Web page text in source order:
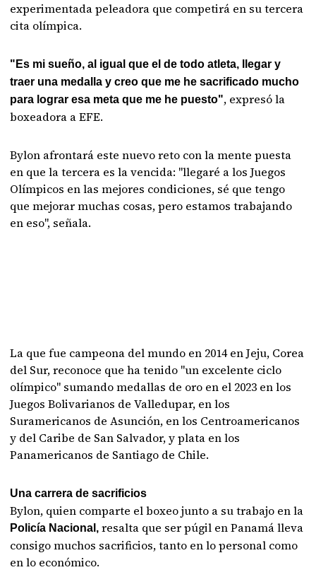
experimentada peleadora que competirá en su tercera
cita olímpica.
"Es mi sueño, al igual que el de todo atleta, llegar y
traer una medalla y creo que me he sacrificado mucho
para lograr esa meta que me he puesto", expresó la
boxeadora a EFE.
Bylon afrontará este nuevo reto con la mente puesta
en que la tercera es la vencida: "llegaré a los Juegos
Olímpicos en las mejores condiciones, sé que tengo
que mejorar muchas cosas, pero estamos trabajando
en eso", señala.
La que fue campeona del mundo en 2014 en Jeju, Corea
del Sur, reconoce que ha tenido "un excelente ciclo
olímpico" sumando medallas de oro en el 2023 en los
Juegos Bolivarianos de Valledupar, en los
Suramericanos de Asunción, en los Centroamericanos
y del Caribe de San Salvador, y plata en los
Panamericanos de Santiago de Chile.
Una carrera de sacrificios
Bylon, quien comparte el boxeo junto a su trabajo en la
Policía Nacional, resalta que ser púgil en Panamá lleva
consigo muchos sacrificios, tanto en lo personal como
en lo económico.